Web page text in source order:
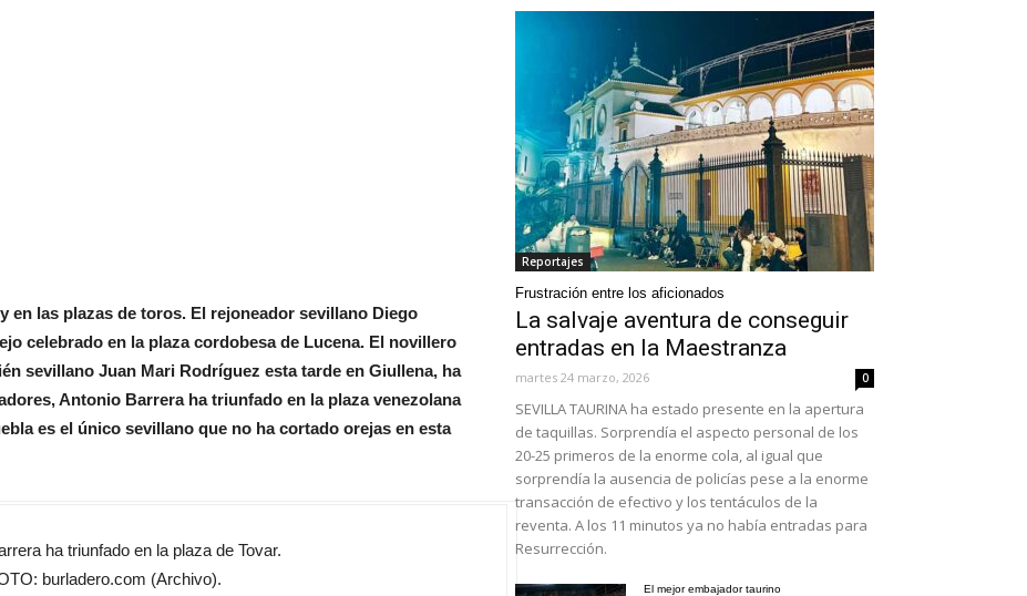
en las plazas de toros. El rejoneador sevillano Diego
celebrado en la plaza cordobesa de Lucena. El novillero
sevillano Juan Mari Rodríguez esta tarde en Giullena, ha
Antonio Barrera ha triunfado en la plaza venezolana
es el único sevillano que no ha cortado orejas en esta
ha triunfado en la plaza de Tovar.
burladero.com (Archivo).
Reportajes
Frustración entre los aficionados
La salvaje aventura de conseguir
entradas en la Maestranza
martes 24 marzo, 2026 0
SEVILLA TAURINA ha estado presente en la apertura
de taquillas. Sorprendía el aspecto personal de los
20-25 primeros de la enorme cola, al igual que
sorprendía la ausencia de policías pese a la enorme
transacción de efectivo y los tentáculos de la
reventa. A los 11 minutos ya no había entradas para
Resurrección.
El mejor embajador taurino